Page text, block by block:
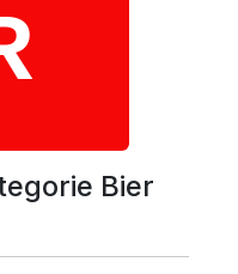
Bier